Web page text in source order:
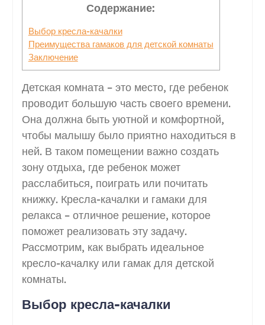
Содержание:
Выбор кресла-качалки
Преимущества гамаков для детской комнаты
Заключение
Детская комната – это место, где ребенок
проводит большую часть своего времени.
Она должна быть уютной и комфортной,
чтобы малышу было приятно находиться в
ней. В таком помещении важно создать
зону отдыха, где ребенок может
расслабиться, поиграть или почитать
книжку. Кресла-качалки и гамаки для
релакса – отличное решение, которое
поможет реализовать эту задачу.
Рассмотрим, как выбрать идеальное
кресло-качалку или гамак для детской
комнаты.
Выбор кресла-качалки